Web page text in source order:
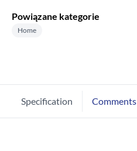
Powiązane kategorie
Home
Specification Comments